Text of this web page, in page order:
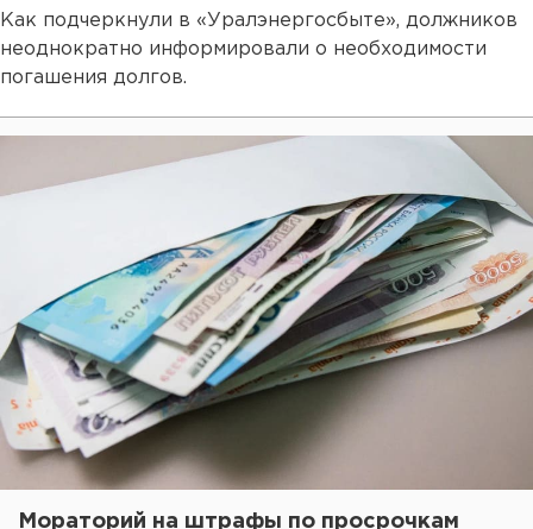
Как подчеркнули в «Уралэнергосбыте», должников
неоднократно информировали о необходимости
погашения долгов.
Мораторий на штрафы по просрочкам